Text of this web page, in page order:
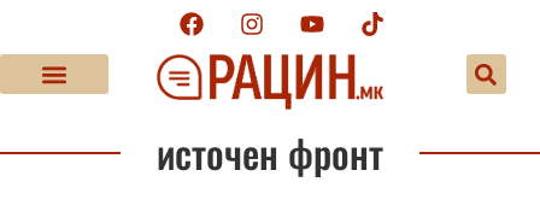
источен фронт